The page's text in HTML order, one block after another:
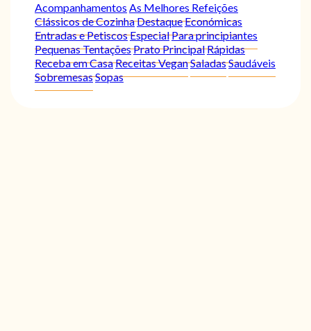
Acompanhamentos As Melhores Refeições
Clássicos de CozinhaDestaqueEconómicas
Entradas e PetiscosEspecialPara principiantes
Pequenas TentaçõesPrato PrincipalRápidas
Receba em CasaReceitas VeganSaladasSaudáveis
SobremesasSopas